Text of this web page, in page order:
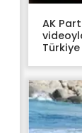
AK